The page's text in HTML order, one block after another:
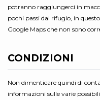
potranno raggiungerci in
pochi passi dal rifugio, in
Google Maps che non sono
CONDIZIONI
Non dimenticare quindi di
informazioni sulle varie